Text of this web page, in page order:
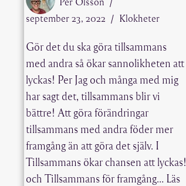
september 23, 2022
Klokheter
Gör det du ska göra tillsammans
med andra så ökar sannolikheten att
lyckas! Per Jag och många med mig
har sagt det, tillsammans blir vi
bättre! Att göra förändringar
tillsammans med andra föder mer
framgång än att göra det själv. I
Tillsammans ökar chansen att lyckas!
och Tillsammans för framgång… Läs